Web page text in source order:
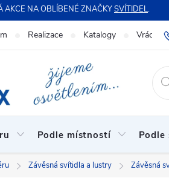
AKCE NA OBLÍBENÉ ZNAČKYSVÍTIDEL.
Realizace Katalogy Vrácení
Podle místností Podle
Závěsná svítidla a lustry Závěsná